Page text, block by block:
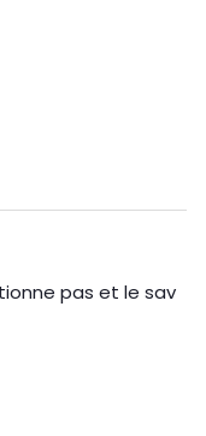
pas et le sav